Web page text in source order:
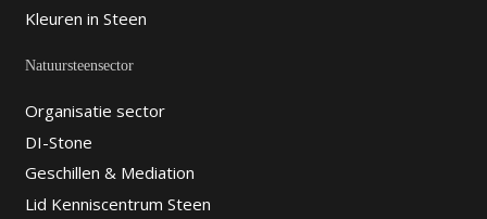
Kleuren in Steen
Natuursteensector
Organisatie sector
DI-Stone
Geschillen & Mediation
Lid Kenniscentrum Steen